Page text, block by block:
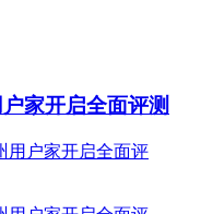
家开启全面评测